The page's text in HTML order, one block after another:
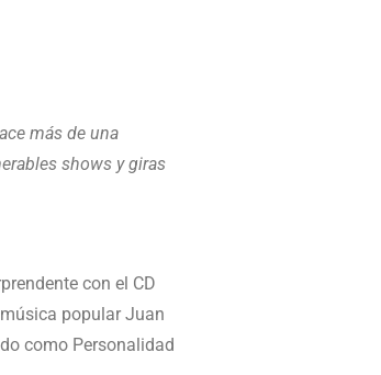
más de una
shows y giras
con el CD
popular Juan
como Personalidad